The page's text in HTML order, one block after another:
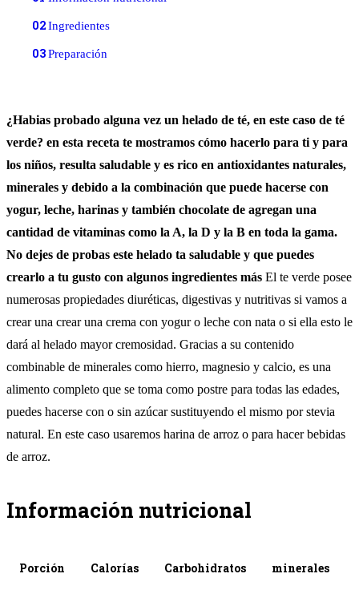
02Ingredientes
03Preparación
¿Habias probado alguna vez un helado de té, en este caso de té
verde? en esta receta te mostramos cómo hacerlo para ti y para
los niños, resulta saludable y es rico en antioxidantes naturales,
minerales y debido a la combinación que puede hacerse con
yogur, leche, harinas y también chocolate de agregan una
cantidad de vitaminas como la A, la D y la B en toda la gama.
No dejes de probas este helado ta saludable y que puedes
crearlo a tu gusto con algunos ingredientes más El te verde posee
numerosas propiedades diuréticas, digestivas y nutritivas si vamos a
crear una crear una crema con yogur o leche con nata o si ella esto le
dará al helado mayor cremosidad. Gracias a su contenido
combinable de minerales como hierro, magnesio y calcio, es una
alimento completo que se toma como postre para todas las edades,
puedes hacerse con o sin azúcar sustituyendo el mismo por stevia
natural. En este caso usaremos harina de arroz o para hacer bebidas
de arroz.
Información nutricional
Porción Calorías Carbohidratos minerales